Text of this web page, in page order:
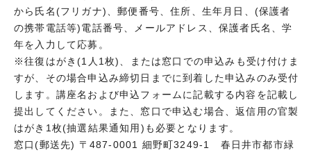
から氏名(フリガナ)、郵便番号、住所、生年月日、(保護者
の携帯電話等)電話番号、メールアドレス、保護者氏名、学
年を入力して応募。
※往復はがき(1人1枚)、または窓口での申込みも受け付けま
すが、その場合申込み締切日までに到着した申込みのみ受付
します。講座名および申込フォームに記載する内容を記載し
提出してください。また、窓口で申込む場合、返信用の官製
はがき1枚(抽選結果通知用)も必要となります。
窓口(郵送先) 〒487-0001 細野町3249-1 春日井市都市緑